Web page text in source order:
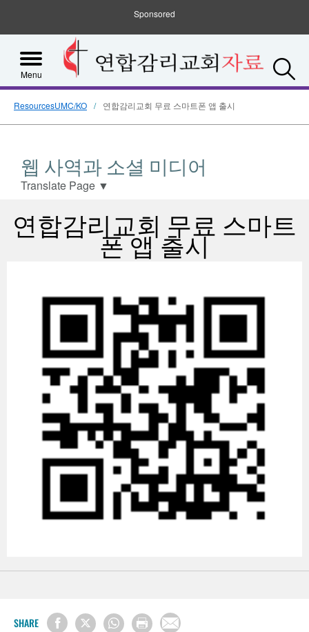
Sponsored
Menu
ResourcesUMC/KO 연합감리교회 무료 스마트폰 앱 출시
웹 사역과 소셜 미디어
Translate Page ▼
연합감리교회 무료 스마트
폰 앱 출시
SHARE